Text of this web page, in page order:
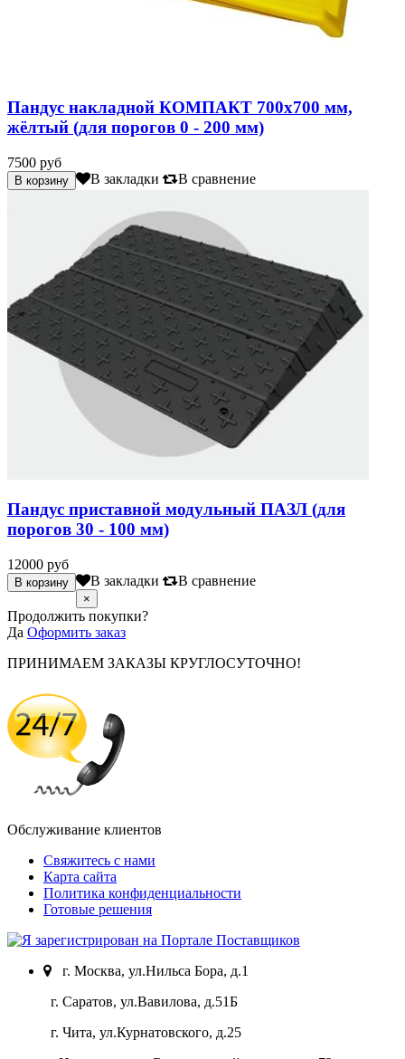
Пандус накладной КОМПАКТ 700х700 мм,
жёлтый (для порогов 0 - 200 мм)
7500 руб
В закладки В сравнение
Пандус приставной модульный ПАЗЛ (для
порогов 30 - 100 мм)
12000 руб
В закладки В сравнение
×
Продолжить покупки?
Да Оформить заказ
ПРИНИМАЕМ ЗАКАЗЫ КРУГЛОСУТОЧНО!
Обслуживание клиентов
Свяжитесь с нами
Карта сайта
Политика конфиденциальности
Готовые решения
г. Москва, ул.Нильса Бора, д.1
г. Саратов, ул.Вавилова, д.51Б
г. Чита, ул.Курнатовского, д.25